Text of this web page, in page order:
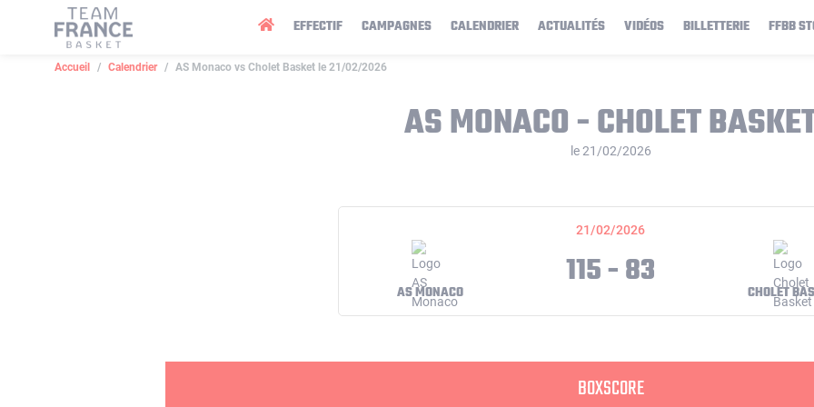
EFFECTIF CAMPAGNES CALENDRIER ACTUALITÉS VIDÉOS BILLETTERIE FFBB
Accueil Calendrier AS Monaco vs Cholet Basket le 21/02/2026
AS MONACO - CHOLET
le 21/02/2026
21/02/2026
AS MONACO 115 - 83 CHOLET
BOXSCORE
Panneau de gestion des cookies